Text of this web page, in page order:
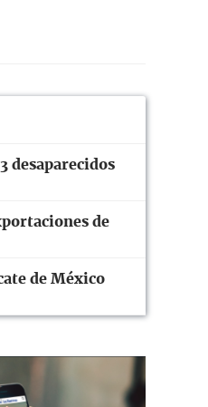
desaparecidos
de
de México